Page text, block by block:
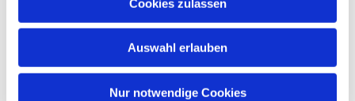
Cookies zulassen
Auswahl erlauben
Nur notwendige Cookies